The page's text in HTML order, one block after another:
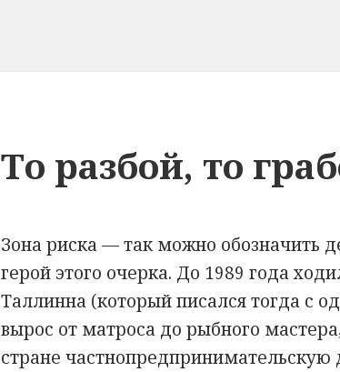
То разбой, то
Зона риска — так можно обозначить
герой этого очерка. До 1989 года
Таллинна (который писался тогда с
вырос от матроса до рыбного
стране частнопредпринимательскую